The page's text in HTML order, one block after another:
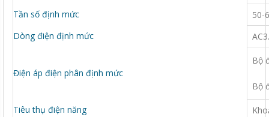
Tần số định mức
50-
Dòng điện định mức
Điện áp điện phân định mức
Bộ
Bộ
Tiêu thụ điện năng